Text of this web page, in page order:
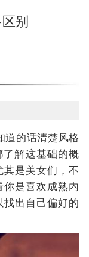
别
道的话清楚风格
解这基础的概
是美女们，不
是喜欢成熟内
出自己偏好的